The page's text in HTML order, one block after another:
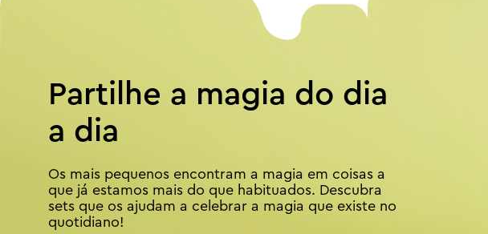
Partilhe a magia do dia
a dia
Os mais pequenos encontram a magia em coisas a
que já estamos mais do que habituados. Descubra
sets que os ajudam a celebrar a magia que existe no
quotidiano!